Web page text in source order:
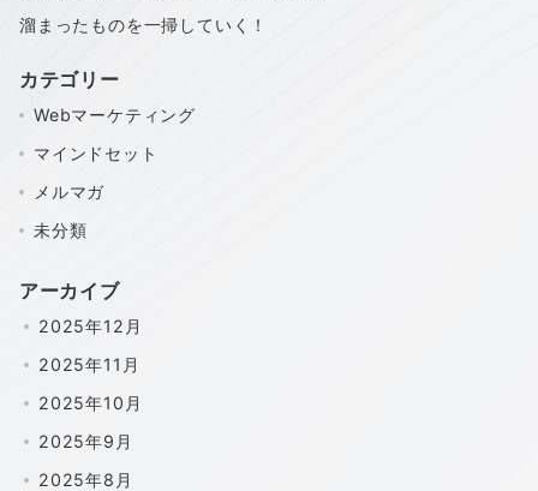
溜まったものを一掃していく！
カテゴリー
Webマーケティング
マインドセット
メルマガ
未分類
アーカイブ
2025年12月
2025年11月
2025年10月
2025年9月
2025年8月